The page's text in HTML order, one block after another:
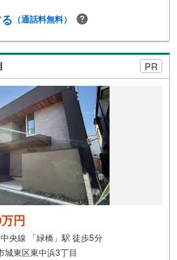
（通話料無料）
PR
円
央線 「緑橋」駅 徒歩5分
城東区東中浜3丁目